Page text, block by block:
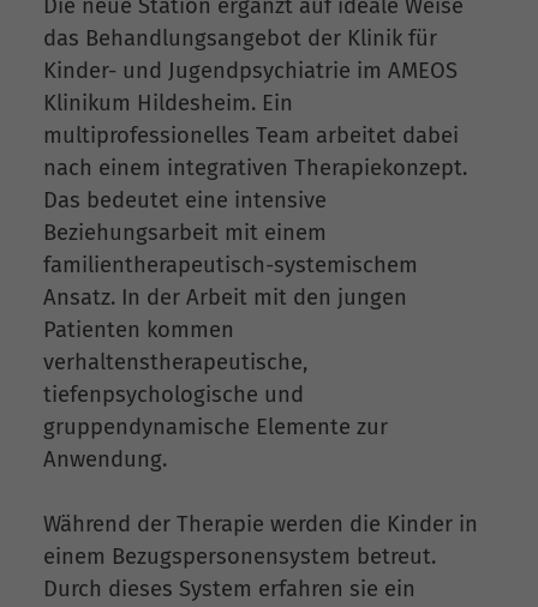
Die neue Station ergänzt auf ideale Weise
das Behandlungsangebot der Klinik für
Kinder- und Jugendpsychiatrie im AMEOS
Klinikum Hildesheim. Ein
multiprofessionelles Team arbeitet dabei
nach einem integrativen Therapiekonzept.
Das bedeutet eine intensive
Beziehungsarbeit mit einem
familientherapeutisch-systemischem
Ansatz. In der Arbeit mit den jungen
Patienten kommen
verhaltenstherapeutische,
tiefenpsychologische und
gruppendynamische Elemente zur
Anwendung.
Während der Therapie werden die Kinder in
einem Bezugspersonensystem betreut.
Durch dieses System erfahren sie ein